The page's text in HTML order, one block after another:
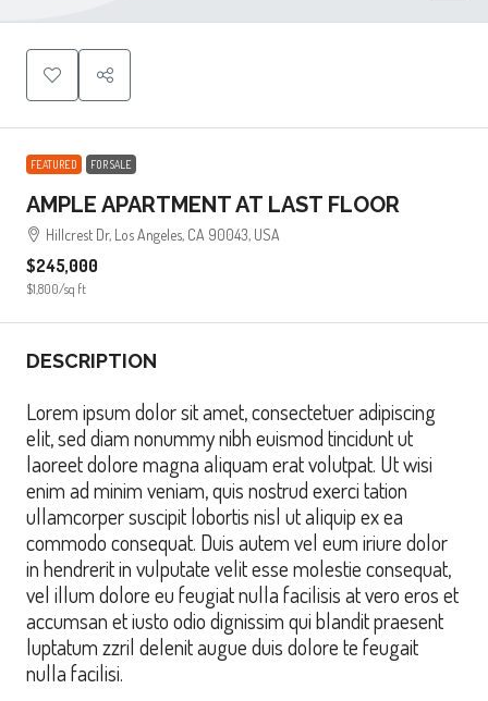
FEATURED FOR SALE
AMPLE APARTMENT AT LAST FLOOR
Hillcrest Dr, Los Angeles, CA 90043, USA
$245,000
$1,800/sq ft
DESCRIPTION
Lorem ipsum dolor sit amet, consectetuer adipiscing
elit, sed diam nonummy nibh euismod tincidunt ut
laoreet dolore magna aliquam erat volutpat. Ut wisi
enim ad minim veniam, quis nostrud exerci tation
ullamcorper suscipit lobortis nisl ut aliquip ex ea
commodo consequat. Duis autem vel eum iriure dolor
in hendrerit in vulputate velit esse molestie consequat,
vel illum dolore eu feugiat nulla facilisis at vero eros et
accumsan et iusto odio dignissim qui blandit praesent
luptatum zzril delenit augue duis dolore te feugait
nulla facilisi.